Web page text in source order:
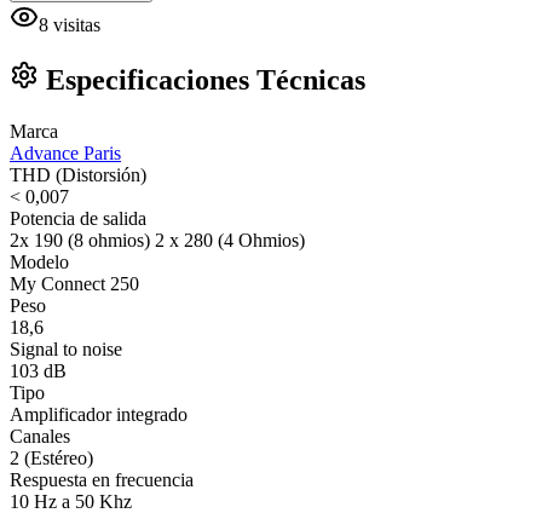
8 visitas
Especificaciones Técnicas
Marca
Advance Paris
THD (Distorsión)
< 0,007
Potencia de salida
2x 190 (8 ohmios) 2 x 280 (4 Ohmios)
Modelo
My Connect 250
Peso
18,6
Signal to noise
103 dB
Tipo
Amplificador integrado
Canales
2 (Estéreo)
Respuesta en frecuencia
10 Hz a 50 Khz